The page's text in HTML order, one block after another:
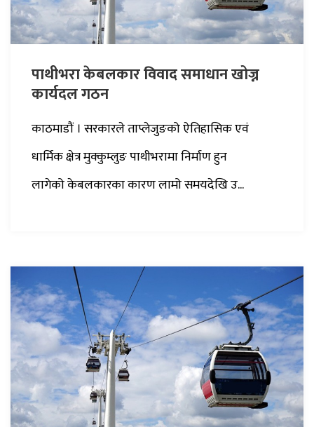
पाथीभरा केबलकार विवाद समाधान खोज्न
कार्यदल गठन
काठमाडौं । सरकारले ताप्लेजुङको ऐतिहासिक एवं
धार्मिक क्षेत्र मुक्कुम्लुङ पाथीभरामा निर्माण हुन
लागेको केबलकारका कारण लामो समयदेखि उ...